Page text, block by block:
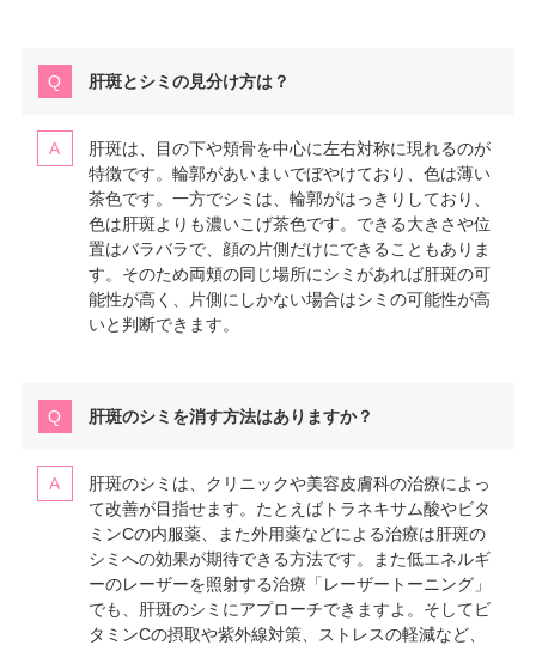
肝斑とシミの見分け方は？
肝斑は、目の下や頬骨を中心に左右対称に現れるのが
特徴です。輪郭があいまいでぼやけており、色は薄い
茶色です。一方でシミは、輪郭がはっきりしており、
色は肝斑よりも濃いこげ茶色です。できる大きさや位
置はバラバラで、顔の片側だけにできることもありま
す。そのため両頬の同じ場所にシミがあれば肝斑の可
能性が高く、片側にしかない場合はシミの可能性が高
いと判断できます。
肝斑のシミを消す方法はありますか？
肝斑のシミは、クリニックや美容皮膚科の治療によっ
て改善が目指せます。たとえばトラネキサム酸やビタ
ミンCの内服薬、また外用薬などによる治療は肝斑の
シミへの効果が期待できる方法です。また低エネルギ
ーのレーザーを照射する治療「レーザートーニング」
でも、肝斑のシミにアプローチできますよ。そしてビ
タミンCの摂取や紫外線対策、ストレスの軽減など、